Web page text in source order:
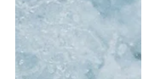
organisme culturel. Et pourtant,
aujourd’hui, tout semble si aligné
avec qui je suis.